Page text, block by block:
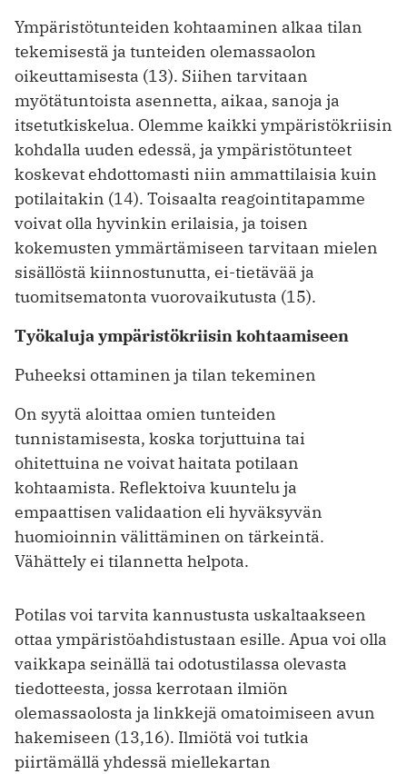
Ympäristötunteiden kohtaaminen ­alkaa ­tilan
tekemisestä ja tunteiden olemassaolon
oikeuttamisesta (13). Siihen tarvitaan
myötätuntoista asennetta, ­aikaa, sanoja ja
itsetutkiskelua. Olemme kaikki ympäristökriisin
kohdalla uuden edessä, ja ympäristötunteet
koskevat ­ehdottomasti niin ammattilaisia kuin
potilaitakin (14). Toisaalta reagointitapamme
voivat olla hyvinkin erilaisia, ja toisen
kokemusten ymmärtämiseen tarvitaan mielen
sisällöstä kiinnostunutta, ei-tietävää ja
tuomitsematonta vuorovaikutusta (15).
Työkaluja ympäristökriisin kohtaamiseen
Puheeksi ottaminen ja tilan tekeminen
On syytä aloittaa omien tunteiden
tunnistamisesta, koska torjuttuina tai
ohitettuina ne voivat haitata potilaan
kohtaamista. Reflektoiva kuuntelu ja
empaattisen validaation eli hyväksyvän
huomioinnin välittäminen on tärkeintä.
Vähättely ei tilannetta helpota.
Potilas voi tarvita kannustusta uskaltaakseen
ottaa ympäristöahdistustaan esille. Apua voi olla
vaikkapa seinällä tai odotustilassa olevasta
tiedotteesta, jossa kerrotaan ilmiön
olemassaolosta ja linkkejä omatoimiseen avun
hakemiseen (13,16). Ilmiötä voi tutkia
piirtämällä yhdessä miellekartan